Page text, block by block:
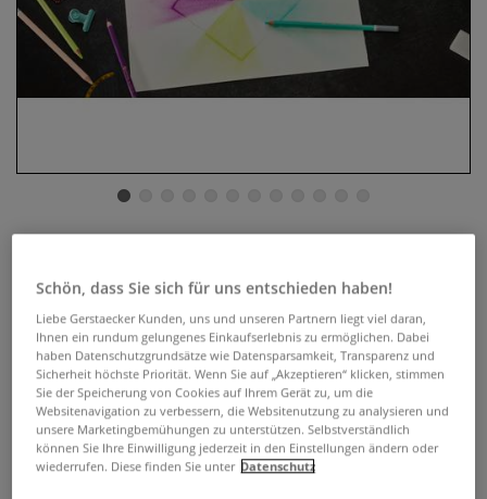
Pastellstifte, Metalletuis
2 Bewertungen
STABILO® CarbOthello ARTY+ sind Pastellkreiden in
Stiftform (holzgefasst; 4,4 mm d, ca. 175 mm lang). Die Stifte
überzeugen durch eine hervorragende Lichtechtheit und
Farbbrillanz, hohe Leucht- und Deckkraft sowie durch einen
weichen Farbaufstrich.
Mehr
Schön, dass Sie sich für uns entschieden haben!
Liebe Gerstaecker Kunden, uns und unseren Partnern liegt viel daran,
Ihnen ein rundum gelungenes Einkaufserlebnis zu ermöglichen. Dabei
haben Datenschutzgrundsätze wie Datensparsamkeit, Transparenz und
Sicherheit höchste Priorität. Wenn Sie auf „Akzeptieren“ klicken, stimmen
Sie der Speicherung von Cookies auf Ihrem Gerät zu, um die
Websitenavigation zu verbessern, die Websitenutzung zu analysieren und
unsere Marketingbemühungen zu unterstützen. Selbstverständlich
können Sie Ihre Einwilligung jederzeit in den Einstellungen ändern oder
wiederrufen. Diese finden Sie unter Datenschutz